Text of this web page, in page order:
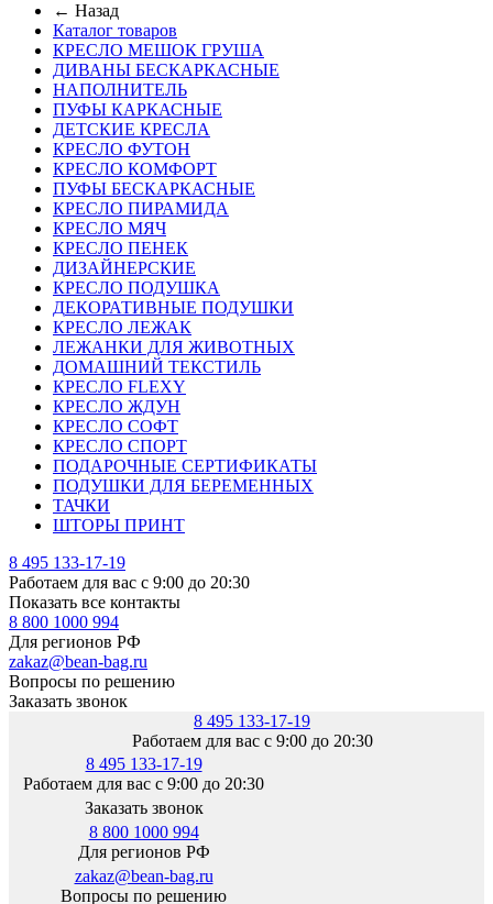
← Назад
Каталог товаров
КРЕСЛО МЕШОК ГРУША
ДИВАНЫ БЕСКАРКАСНЫЕ
НАПОЛНИТЕЛЬ
ПУФЫ КАРКАСНЫЕ
ДЕТСКИЕ КРЕСЛА
КРЕСЛО ФУТОН
КРЕСЛО КОМФОРТ
ПУФЫ БЕСКАРКАСНЫЕ
КРЕСЛО ПИРАМИДА
КРЕСЛО МЯЧ
КРЕСЛО ПЕНЕК
ДИЗАЙНЕРСКИЕ
КРЕСЛО ПОДУШКА
ДЕКОРАТИВНЫЕ ПОДУШКИ
КРЕСЛО ЛЕЖАК
ЛЕЖАНКИ ДЛЯ ЖИВОТНЫХ
ДОМАШНИЙ ТЕКСТИЛЬ
КРЕСЛО FLEXY
КРЕСЛО ЖДУН
КРЕСЛО СОФТ
КРЕСЛО СПОРТ
ПОДАРОЧНЫЕ СЕРТИФИКАТЫ
ПОДУШКИ ДЛЯ БЕРЕМЕННЫХ
ТАЧКИ
ШТОРЫ ПРИНТ
8 495 133-17-19
Работаем для вас с 9:00 до 20:30
Показать все контакты
8 800 1000 994
Для регионов РФ
zakaz@bean-bag.ru
Вопросы по решению
Заказать звонок
8 495 133-17-19
Работаем для вас с 9:00 до 20:30
8 495 133-17-19
Работаем для вас с 9:00 до 20:30
Заказать звонок
8 800 1000 994
Для регионов РФ
zakaz@bean-bag.ru
Вопросы по решению